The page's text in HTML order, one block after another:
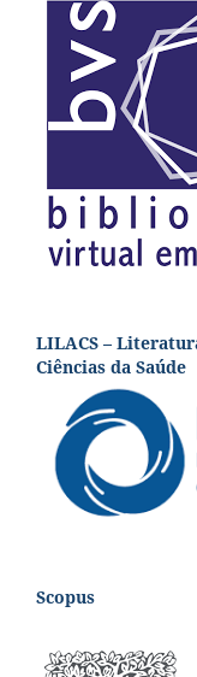
LILACS –
Ciências da Saúde
Scopus